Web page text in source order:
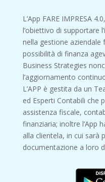
L’App FARE IMPRESA
l’obiettivo di supportare
nella gestione
possibilità di finanza
Business Strategies
l’aggiornamento
L’APP è gestita da un
ed Esperti Contabili che
assistenza fiscale,
finanziaria; inoltre l’App
alla clientela, in cui sarà
documentazione a loro